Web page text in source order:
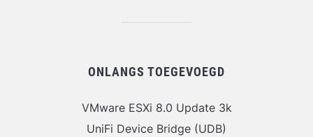
ONLANGS TOEGEVOEGD
VMware ESXi 8.0 Update 3k
UniFi Device Bridge (UDB)